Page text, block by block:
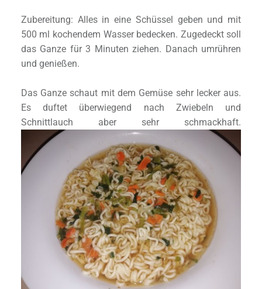
Zubereitung: Alles in eine Schüssel geben und mit
500 ml kochendem Wasser bedecken. Zugedeckt soll
das Ganze für 3 Minuten ziehen. Danach umrühren
und genießen.
Das Ganze schaut mit dem Gemüse sehr lecker aus.
Es duftet überwiegend nach Zwiebeln und
Schnittlauch aber sehr schmackhaft.